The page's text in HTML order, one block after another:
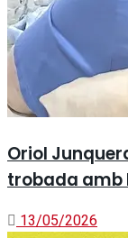
Oriol
trobada
13/05/2026